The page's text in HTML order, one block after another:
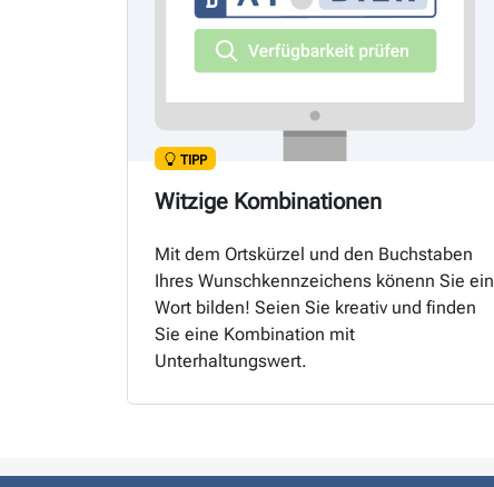
TIPP
Witzige Kombinationen
Mit dem Ortskürzel und den Buchstaben
Ihres Wunschkennzeichens könenn Sie ein
Wort bilden! Seien Sie kreativ und finden
Sie eine Kombination mit
Unterhaltungswert.